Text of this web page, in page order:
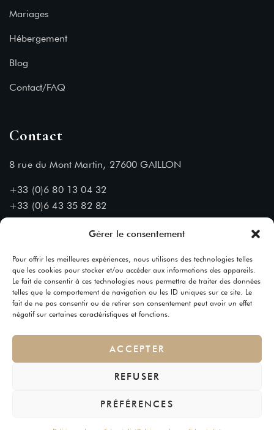
Gérer le consentement
Pour offrir les meilleures expériences, nous utilisons des technologies telles
que les cookies pour stocker et/ou accéder aux informations des appareils.
Le fait de consentir à ces technologies nous permettra de traiter des données
telles que le comportement de navigation ou les ID uniques sur ce site. Le
fait de ne pas consentir ou de retirer son consentement peut avoir un effet
négatif sur certaines caractéristiques et fonctions.
ACCEPTER
REFUSER
PRÉFÉRENCES
Mariages
Hébergement
Blog
Contact/FAQ
Contact
8 rue du Mont Martin, 27600 GAILLON
+33 (0)6 80 13 04 32
+33 (0)6 43 35 82 82
Suivez-nous
Copyright © 2025 Château du Mont Martin – Tous droits
Un site Gimme Social Web